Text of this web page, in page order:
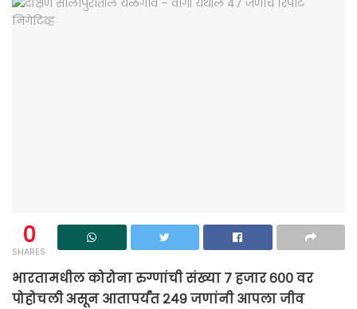
0
SHARES
भारतामधील कोरोना रुग्णांची संख्या ७ हजार ६०० वर
पोहोचली असून आतापर्यंत २४९ जणांनी आपला जीव